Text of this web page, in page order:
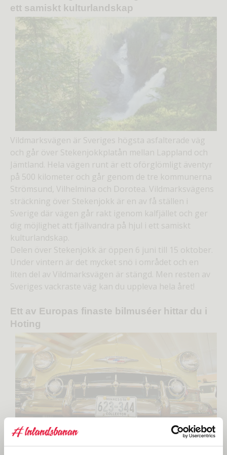
ett samiskt kulturlandskap
Vildmarksvägen är Sveriges högsta asfalterade väg
och går över Stekenjokkplatån mellan Lappland och
Jämtland. Hela vägen runt är ett oförglömligt äventyr
på 500 kilometer och går genom de tre kommunerna
Strömsund, Vilhelmina och Dorotea. Vildmarksvägens
sträckning över Stekenjokk är en av få ställen i
Sverige där vägen går rakt igenom kalfjället och ger
dig möjlighet att fjällvandra på hjul i ett samiskt
kulturlandskap.
Delen över Stekenjokk är öppen 6 juni till 15 oktober.
Under vintern är det mycket snö i området och en
liten del av Vildmarksvägen är stängd. Men resten av
Sveriges vackraste väg kan du uppleva hela året!
Ett av Europas finaste bilmuséer hittar du i
Hoting